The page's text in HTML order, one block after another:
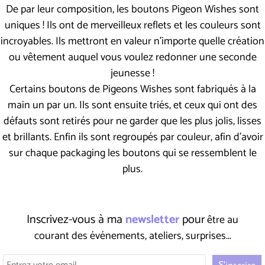
De par leur composition, les boutons Pigeon Wishes sont
uniques ! Ils ont de merveilleux reflets et les couleurs sont
incroyables. Ils mettront en valeur n'importe quelle création
ou vêtement auquel vous voulez redonner une seconde
jeunesse !
Certains boutons de Pigeons Wishes sont fabriqués à la
main un par un. Ils sont ensuite triés, et ceux qui ont des
défauts sont retirés pour ne garder que les plus jolis, lisses
et brillants. Enfin ils sont regroupés par couleur, afin d'avoir
sur chaque packaging les boutons qui se ressemblent le
plus.
Inscrivez-vous à ma newsletterpourêtre au
courant des événements, ateliers, surprises...